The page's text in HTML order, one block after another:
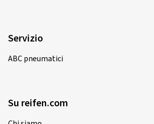
Servizio
ABC pneumatici
Su reifen.com